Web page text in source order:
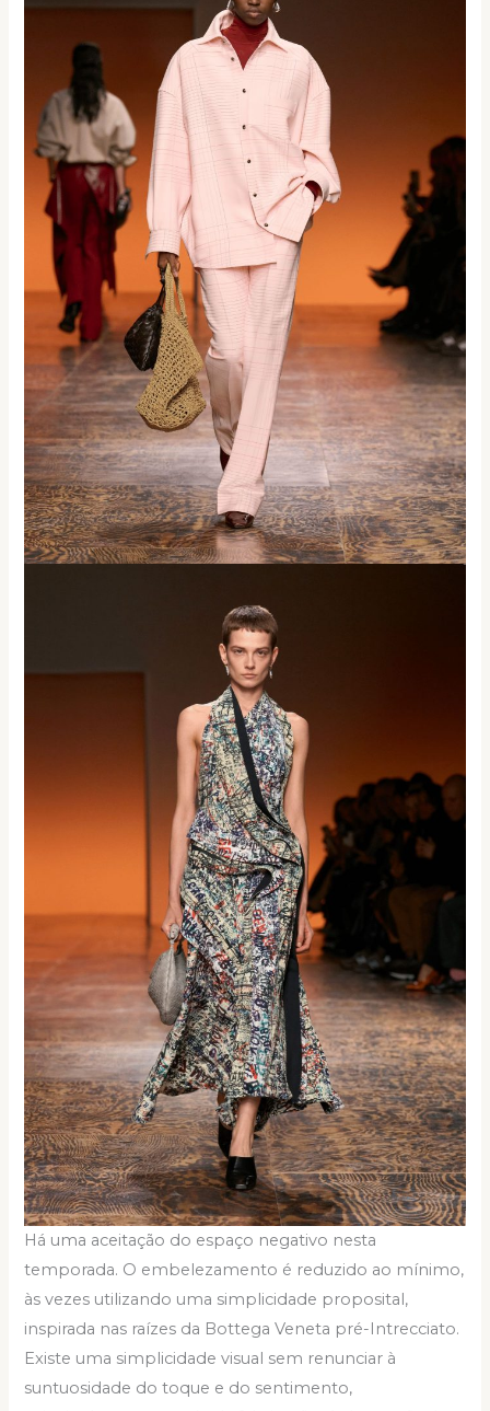
Há uma aceitação do espaço negativo nesta
temporada. O embelezamento é reduzido ao mínimo,
às vezes utilizando uma simplicidade proposital,
inspirada nas raízes da Bottega Veneta pré-Intrecciato.
Existe uma simplicidade visual sem renunciar à
suntuosidade do toque e do sentimento,